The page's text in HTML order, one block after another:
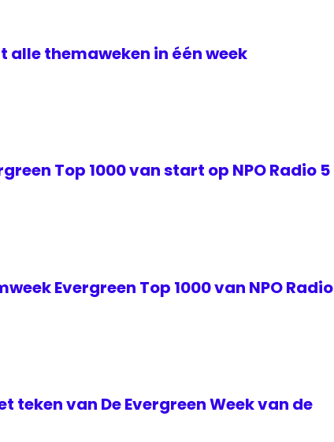
alle themaweken in één week
Top 1000 van start op NPO Radio 5
Evergreen Top 1000 van NPO Radio
teken van De Evergreen Week van de